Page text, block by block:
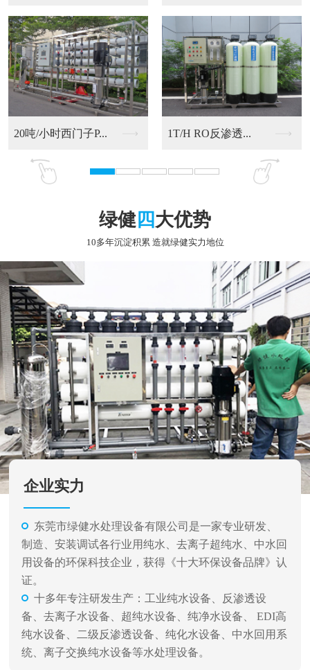
RO反渗透净化水设备 9T/H RO反渗透...
绿健 四大优势
10多年沉淀积累 造就绿健实力地位
企业实力
东莞市绿健水处理设备有限公司是一家专业研发、
制造、安装调试各行业用纯水、去离子超纯水、中水回
用设备的环保科技企业，获得《十大环保设备品牌》认
证。
十多年专注研发生产：工业纯水设备、反渗透设
备、去离子水设备、超纯水设备、纯净水设备、 EDI高
纯水设备、二级反渗透设备、纯化水设备、中水回用系
统、离子交换纯水设备等水处理设备。